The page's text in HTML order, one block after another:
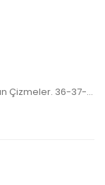
Chanel Lace-Up Boots %100 Hakiki Deri Bayan Çizmeler. 36-37-38-39-40 ölçüler mevcuttur. Bot yüksekliği topuk altından itibaren 23cm dir. Topuk yüksekliği 3.5 cm’dir. Aksesuarları yazılıdır. Kutulu, toz torbalı, sertifikalıdır.